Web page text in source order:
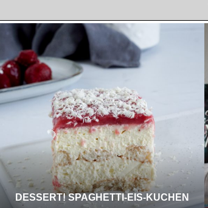
DESSERT! SPAGHETTI-EIS-KUCHEN